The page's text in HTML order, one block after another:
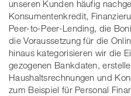
unseren Kunden häufig
Konsumentenkredit,
Peer-to-Peer-Lending, die
die Voraussetzung für die
hinaus kategorisieren wir die
gezogenen Bankdaten,
Haushaltsrechnungen und
zum Beispiel für Personal